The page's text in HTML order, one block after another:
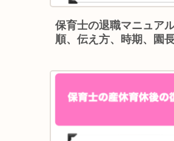
保育士の退職マニュア
順、伝え方、時期、園